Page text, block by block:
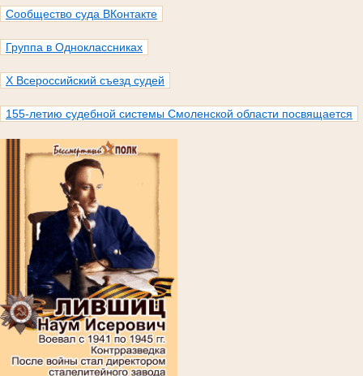
Сообщество суда ВКонтакте
Группа в Одноклассниках
X Всероссийский съезд судей
155-летию судебной системы Смоленской области посвящается